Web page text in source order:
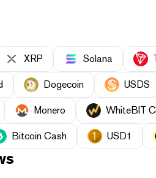
XRP Solana
Dogecoin USDS
Monero WhiteBIT
Bitcoin Cash USD1